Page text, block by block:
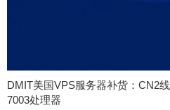
DMIT美国VPS服务器补货：CN2
7003处理器